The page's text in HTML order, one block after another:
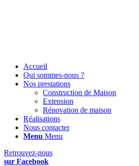
Accueil
Qui sommes-nous ?
Nos prestations
Construction de Maison
Extension
Rénovation de maison
Réalisations
Nous contacter
Menu Menu
Retrouvez-nous
sur Facebook